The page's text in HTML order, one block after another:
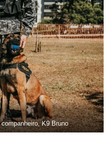
K9 Bruno